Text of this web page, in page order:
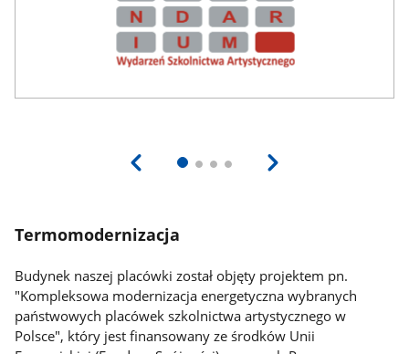
Termomodernizacja
Termomodernizacja
Budynek naszej placówki został objęty projektem pn.
"Kompleksowa modernizacja energetyczna wybranych
państwowych placówek szkolnictwa artystycznego w
Polsce", który jest finansowany ze środków Unii